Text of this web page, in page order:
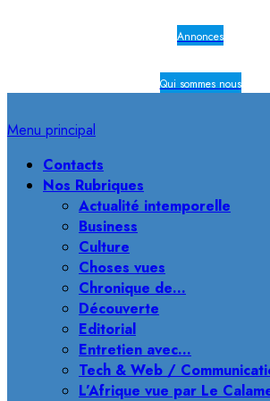
Annonces
Qui sommes nous
Menu principal
Contacts
Nos Rubriques
Actualité intemporelle
Business
Culture
Choses vues
Chronique de…
Découverte
Editorial
Entretien avec…
Tech & Web /
L’Afrique vue par Le